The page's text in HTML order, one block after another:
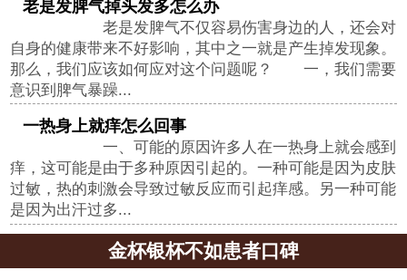
老是发脾气掉头发多怎么办
老是发脾气不仅容易伤害身边的人，还会对
自身的健康带来不好影响，其中之一就是产生掉发现象。
那么，我们应该如何应对这个问题呢？ 一，我们需要
意识到脾气暴躁...
一热身上就痒怎么回事
一、可能的原因许多人在一热身上就会感到
痒，这可能是由于多种原因引起的。一种可能是因为皮肤
过敏，热的刺激会导致过敏反应而引起痒感。另一种可能
是因为出汗过多...
金杯银杯不如患者口碑